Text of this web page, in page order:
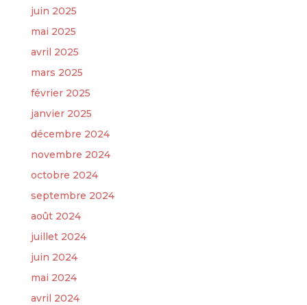
juin 2025
mai 2025
avril 2025
mars 2025
février 2025
janvier 2025
décembre 2024
novembre 2024
octobre 2024
septembre 2024
août 2024
juillet 2024
juin 2024
mai 2024
avril 2024